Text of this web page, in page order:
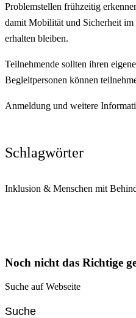
Problemstellen frühzeitig
damit Mobilität und Sicherheit
erhalten bleiben.
Teilnehmende sollten ihren
Begleitpersonen können
Anmeldung und weitere
Schlagwörter
Inklusion & Menschen mit
Noch nicht das Richtige
Suche auf Webseite